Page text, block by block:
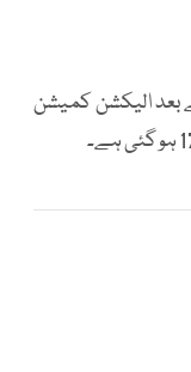
بعد الیکشن کمیشن